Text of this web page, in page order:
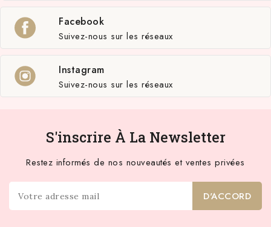
Facebook
Suivez-nous sur les réseaux
Instagram
Suivez-nous sur les réseaux
S'inscrire À La Newsletter
Restez informés de nos nouveautés et ventes privées